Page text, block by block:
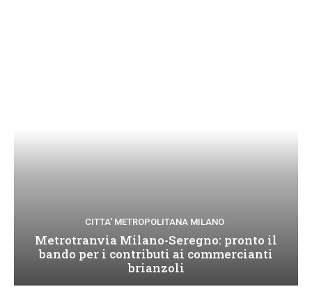
CITTA' METROPOLITANA MILANO
Metrotranvia Milano-Seregno: pronto il
bando per i contributi ai commercianti
brianzoli